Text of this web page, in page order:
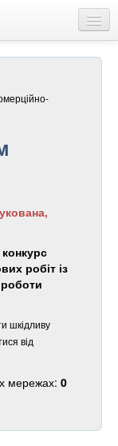
робіт із
роботи
шкідливу
від
мережах: 0